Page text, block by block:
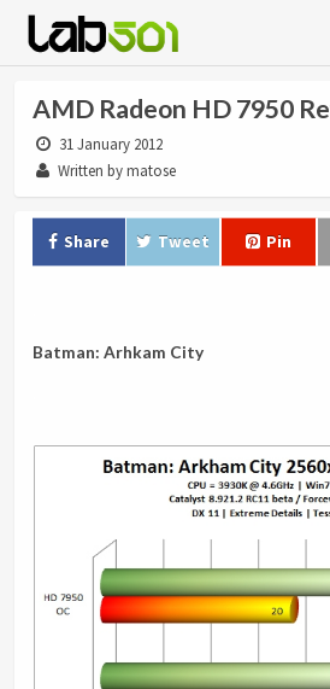
AMD Radeon HD 7950
31 January 2012
Written by matose
Share Tweet Pin
Batman: Arhkam City